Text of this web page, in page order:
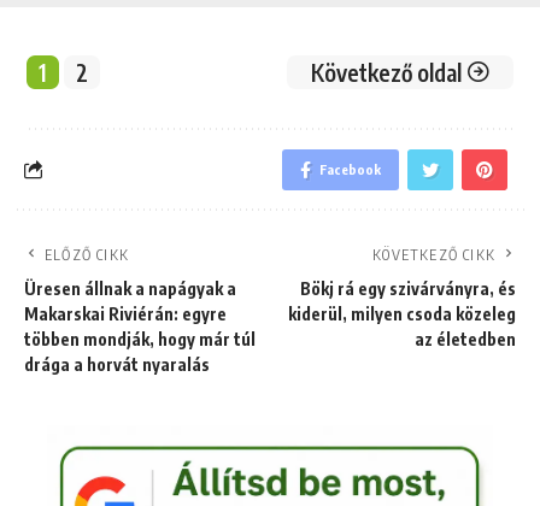
1 2 Következő oldal
Facebook
ELŐZŐ CIKK
Üresen állnak a napágyak a
Makarskai Riviérán: egyre
többen mondják, hogy már túl
drága a horvát nyaralás
KÖVETKEZŐ CIKK
Bökj rá egy szivárványra, és
kiderül, milyen csoda közeleg
az életedben